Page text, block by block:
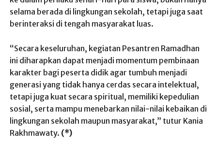
selama berada di lingkungan sekolah, tetapi juga saat
berinteraksi di tengah masyarakat luas.
“Secara keseluruhan, kegiatan Pesantren Ramadhan
ini diharapkan dapat menjadi momentum pembinaan
karakter bagi peserta didik agar tumbuh menjadi
generasi yang tidak hanya cerdas secara intelektual,
tetapi juga kuat secara spiritual, memiliki kepedulian
sosial, serta mampu menebarkan nilai-nilai kebaikan di
lingkungan sekolah maupun masyarakat,” tutur Kania
Rakhmawaty. (*)